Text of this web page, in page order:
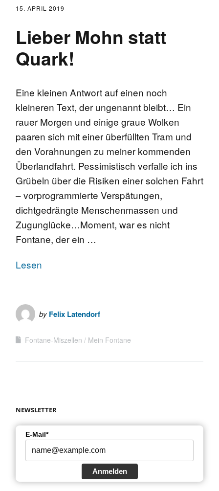
15. APRIL 2019
Lieber Mohn statt
Quark!
Eine kleinen Antwort auf einen noch
kleineren Text, der ungenannt bleibt… Ein
rauer Morgen und einige graue Wolken
paaren sich mit einer überfüllten Tram und
den Vorahnungen zu meiner kommenden
Überlandfahrt. Pessimistisch verfalle ich ins
Grübeln über die Risiken einer solchen Fahrt
– vorprogrammierte Verspätungen,
dichtgedrängte Menschenmassen und
Zugunglücke…Moment, war es nicht
Fontane, der ein …
Lesen
by Felix Latendorf
Fontane-Miszellen Mein Fontane
NEWSLETTER
E-Mail*
Anmelden